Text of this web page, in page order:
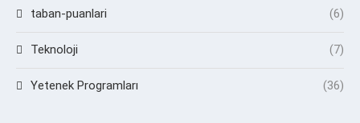
taban-puanlari (6)
Teknoloji (7)
Yetenek Programları (36)